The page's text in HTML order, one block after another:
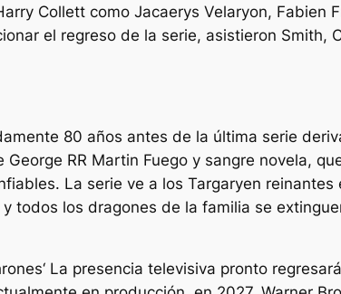
Collett como Jacaerys Velaryon, Fabien
el regreso de la serie, asistieron Smith,
80 años antes de la última serie
George RR Martin Fuego y sangre novela,
La serie ve a los Targaryen
todos los dragones de la familia se
‘ La presencia televisiva pronto